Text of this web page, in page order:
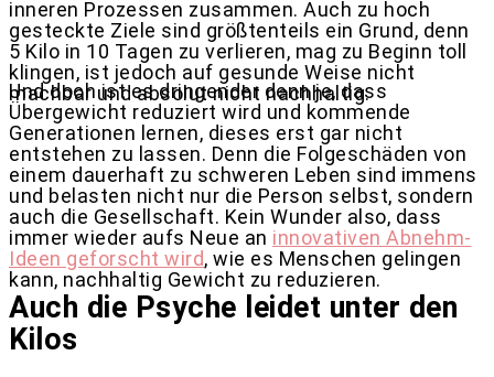
inneren Prozessen zusammen. Auch zu hoch
gesteckte Ziele sind größtenteils ein Grund, denn
5 Kilo in 10 Tagen zu verlieren, mag zu Beginn toll
klingen, ist jedoch auf gesunde Weise nicht
machbar und absolut nicht nachhaltig.
Und doch ist es dringender denn je, dass
Übergewicht reduziert wird und kommende
Generationen lernen, dieses erst gar nicht
entstehen zu lassen. Denn die Folgeschäden von
einem dauerhaft zu schweren Leben sind immens
und belasten nicht nur die Person selbst, sondern
auch die Gesellschaft. Kein Wunder also, dass
immer wieder aufs Neue an innovativen Abnehm-
Ideen geforscht wird, wie es Menschen gelingen
kann, nachhaltig Gewicht zu reduzieren.
Auch die Psyche leidet unter den
Kilos